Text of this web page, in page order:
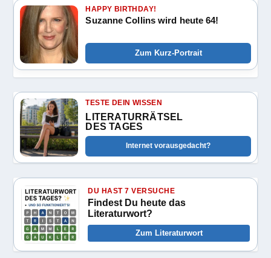
HAPPY BIRTHDAY!
Suzanne Collins wird heute 64!
Zum Kurz-Portrait
TESTE DEIN WISSEN
LITERATURRÄTSEL
DES TAGES
Internet vorausgedacht?
DU HAST 7 VERSUCHE
Findest Du heute das
Literaturwort?
Zum Literaturwort